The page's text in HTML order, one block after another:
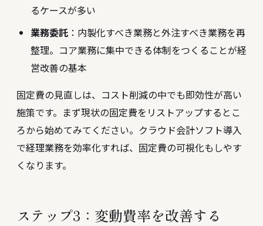
るケースが多い
業務委託 ：内製化すべき業務と外注すべき業務を再
整理。コア業務に集中できる体制をつくることが経
営改善の基本
固定費の見直しは、コスト削減の中でも即効性が高い
施策です。まず現状の固定費をリストアップするとこ
ろから始めてみてください。 クラウド会計ソフト導入
で経理業務を効率化すれば、固定費の可視化もしやす
くなります。
ステップ3：変動費率を改善する